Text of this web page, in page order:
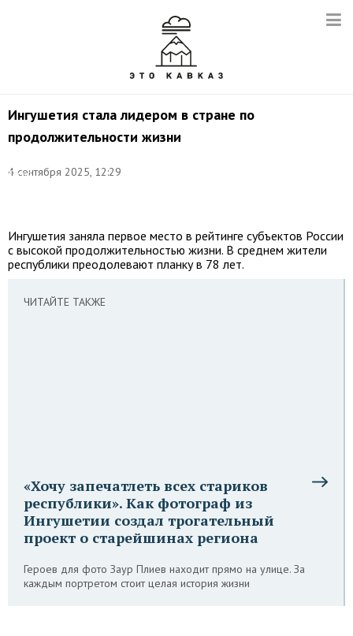
Ингушетия стала лидером в стране по
продолжительности жизни
4 сентября 2025, 12:29
Елена
Ингушетия заняла первое место в рейтинге субъектов России
с высокой продолжительностью жизни. В среднем жители
республики преодолевают планку в 78 лет.
ЧИТАЙТЕ ТАКЖЕ
«Хочу запечатлеть всех стариков
республики». Как фотограф из
Ингушетии создал трогательный
проект о старейшинах региона
Героев для фото Заур Плиев находит прямо на улице. За
каждым портретом стоит целая история жизни